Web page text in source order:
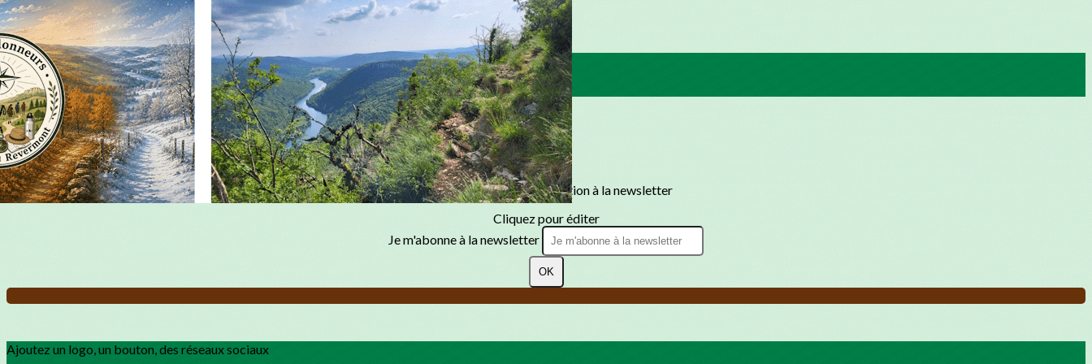
Exporter les lignes sélectionnées
Exporter toutes les colonnes
Exporter uniquement les colonnes affichées
Menu
?>
Images de la page d'accueil
Cliquez pour éditer
Texte, bouton et/ou inscription à la newsletter
Cliquez pour éditer
Je m'abonne à la newsletter
OK
Ajoutez un logo, un bouton, des réseaux sociaux